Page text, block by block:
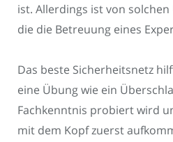
ist. Allerdings ist von
die die Betreuung eines
Das beste Sicherheitsnetz
eine Übung wie ein
Fachkenntnis probiert wird
mit dem Kopf zuerst